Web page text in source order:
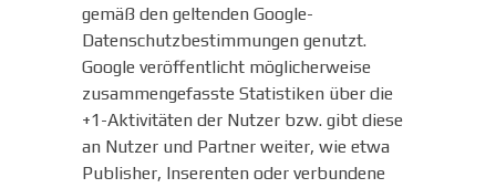
gemäß den geltenden Google-
Datenschutzbestimmungen genutzt.
Google veröffentlicht möglicherweise
zusammengefasste Statistiken über die
+1-Aktivitäten der Nutzer bzw. gibt diese
an Nutzer und Partner weiter, wie etwa
Publisher, Inserenten oder verbundene